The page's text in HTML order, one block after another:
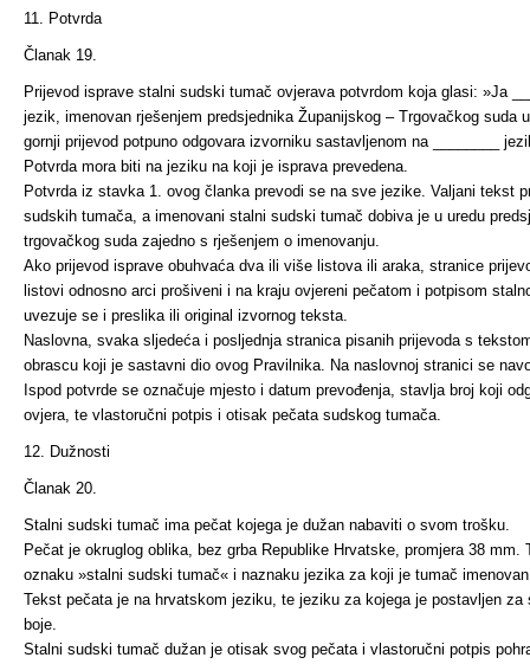
11. Potvrda
Članak 19.
Prijevod isprave stalni sudski tumač ovjerava potvrdom koja glasi: »Ja
jezik, imenovan rješenjem predsjednika Županijskog – Trgovačkog suda
gornji prijevod potpuno odgovara izvorniku sastavljenom na ________
Potvrda mora biti na jeziku na koji je isprava prevedena.
Potvrda iz stavka 1. ovog članka prevodi se na sve jezike. Valjani tekst
sudskih tumača, a imenovani stalni sudski tumač dobiva je u uredu
trgovačkog suda zajedno s rješenjem o imenovanju.
Ako prijevod isprave obuhvaća dva ili više listova ili araka, stranice
listovi odnos­no arci prošiveni i na kraju ovjereni pečatom i potpisom
uvezuje se i preslika ili original izvornog teksta.
Naslovna, svaka sljedeća i posljednja stranica pisanih prijevoda s
obrascu koji je sastavni dio ovog Pravilnika. Na naslovnoj stranici se
Ispod potvrde se označuje mjesto i datum prevođenja, stavlja broj koji
ovjera, te vla­storučni potpis i otisak pečata sudskog tumača.
12. Dužnosti
Članak 20.
Stalni sudski tumač ima pečat kojega je dužan nabaviti o svom trošku.
Pečat je okruglog oblika, bez grba Republike Hrvatske, promjera 38
oznaku »stalni sudski tumač« i naznaku jezika za koji je tumač
Tekst pečata je na hrvatskom jeziku, te jeziku za kojega je postavljen
boje.
Stalni sudski tumač dužan je otisak svog pečata i vlastoručni potpis